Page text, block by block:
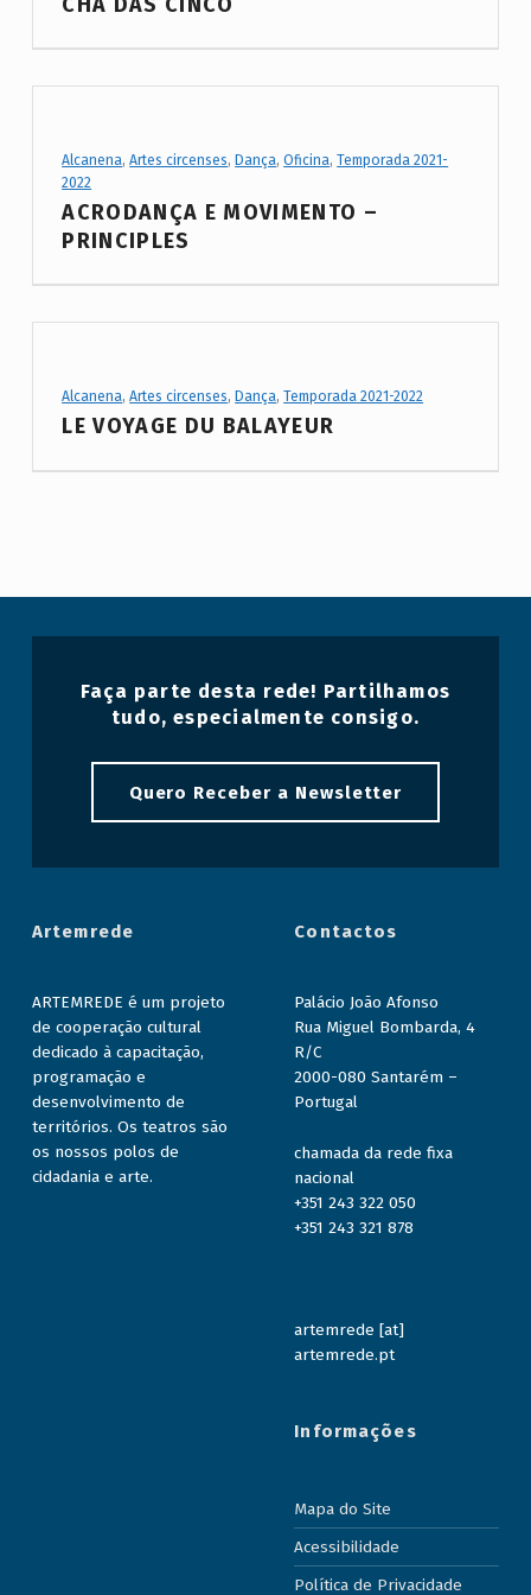
:
A
Project Category:
Alcanena,Artes circenses, Dança,Oficina,Temporada 2021-
2022
ACRODANÇA E MOVIMENTO –
PRINCIPLES
Project Category:
Alcanena,Artes circenses, Dança,Temporada 2021-2022
LE VOYAGE DU BALAYEUR
Faça parte desta rede! Partilhamos
tudo, especialmente consigo.
Quero Receber a Newsletter
Artemrede
ARTEMREDE é um projeto
de cooperação cultural
dedicado à capacitação,
programação e
desenvolvimento de
territórios. Os teatros são
os nossos polos de
cidadania e arte.
Contactos
Palácio João Afonso
Rua Miguel Bombarda, 4
R/C
2000-080 Santarém –
Portugal
chamada da rede fixa
nacional
+351 243 322 050
+351 243 321 878
artemrede [at]
artemrede.pt
Informações
Mapa do Site
Acessibilidade
Política de Privacidade